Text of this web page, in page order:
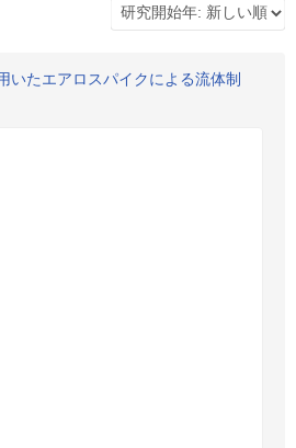
いたエアロスパイクによる流体制